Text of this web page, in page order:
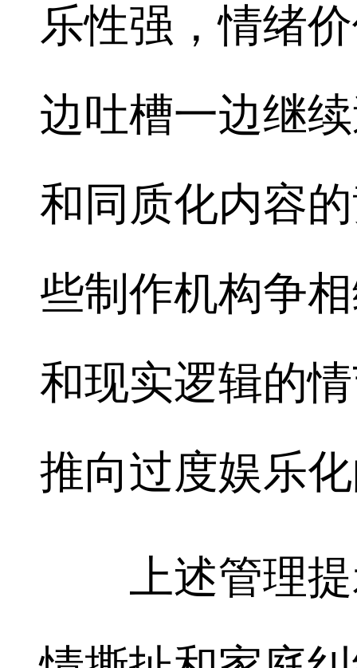
乐性强，情绪
边吐槽一边继
和同质化内容
些制作机构争
和现实逻辑的
推向过度娱乐
上述管理提